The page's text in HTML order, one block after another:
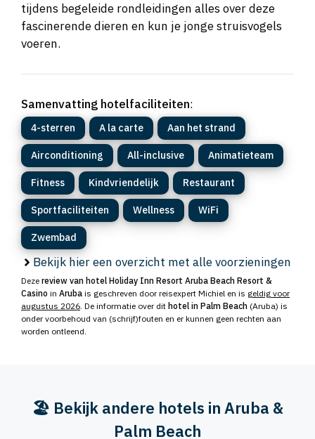
tijdens begeleide rondleidingen alles over deze
fascinerende dieren en kun je jonge struisvogels
voeren.
Samenvatting hotelfaciliteiten:
4-sterren A la carte Aan het strand
Airconditioning All-inclusive Animatieteam
Fitness Kindvriendelijk Restaurant
Sportfaciliteiten Wellness WiFi
Zwembad
Bekijk hier een overzicht met alle voorzieningen
Deze review van hotel Holiday Inn Resort Aruba Beach Resort &
Casino in Aruba is geschreven door reisexpert Michiel en is geldig voor
augustus 2026. De informatie over dit hotel in Palm Beach (Aruba) is
onder voorbehoud van (schrijf)fouten en er kunnen geen rechten aan
worden ontleend.
🏖️ Bekijk andere hotels in Aruba &
Palm Beach